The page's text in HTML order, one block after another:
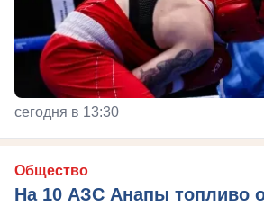
сегодня в 13:30
Общество
На 10 АЗС Анапы топливо